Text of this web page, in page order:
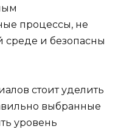
процессы, не
среде и безопасны
стоит уделить
выбранные
уровень